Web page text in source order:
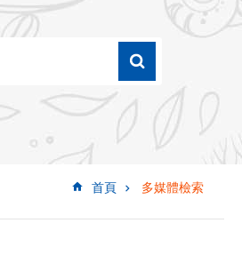
首頁 多媒體檢索